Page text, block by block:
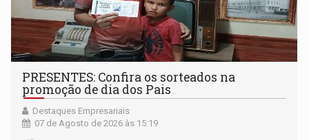
PRESENTES: Confira os sorteados na
promoção de dia dos Pais
Destaques Empresariais
07 de Agosto de 2026 às 15:19